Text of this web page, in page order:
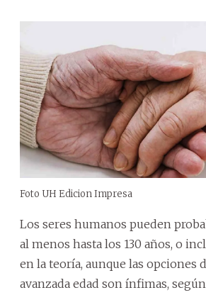
Foto UH Edicion Impresa
Los seres humanos pueden
al menos hasta los 130 años, o
en la teoría, aunque las opciones
avanzada edad son ínfimas,